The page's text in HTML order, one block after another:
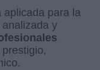
aplicada para la
y